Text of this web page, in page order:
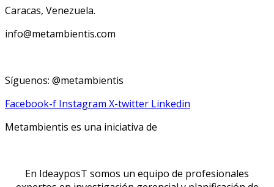
Caracas, Venezuela.
info@metambientis.com
Síguenos: @metambientis
Facebook-f Instagram X-twitter Linkedin
Metambientis es una iniciativa de
En IdeayposT somos un equipo de profesionales